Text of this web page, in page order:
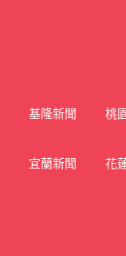
基隆新聞 桃
宜蘭新聞 花